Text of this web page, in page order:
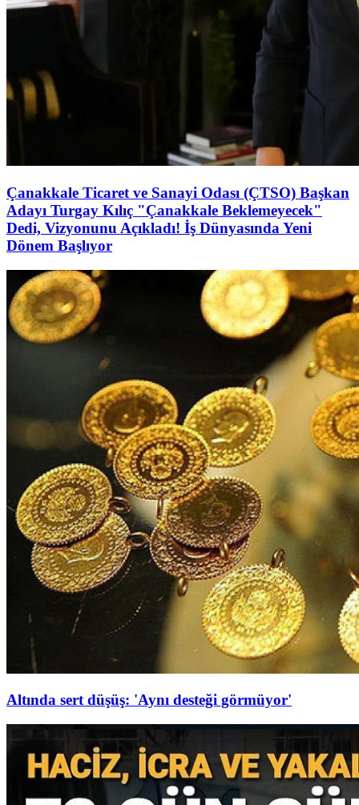
Çanakkale Ticaret ve Sanayi Odası (ÇTSO) Başkan
Adayı Turgay Kılıç "Çanakkale Beklemeyecek"
Dedi, Vizyonunu Açıkladı! İş Dünyasında Yeni
Dönem Başlıyor
Altında sert düşüş: 'Aynı desteği görmüyor'